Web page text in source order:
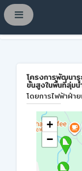
โครงการพัฒนาร
ขั้นสูงในพื้นที่ลุ่ม
โดยการไฟฟ้าฝ่า
+
−